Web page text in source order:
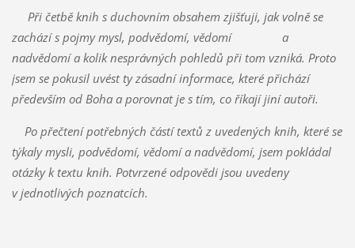
Při četbě knih s duchovním obsahem zjišťuji, jak volně se
zachází s pojmy mysl, podvědomí, vědomí a
nadvědomí a kolik nesprávných pohledů při tom vzniká. Proto
jsem se pokusil uvést ty zásadní informace, které přichází
především od Boha a porovnat je s tím, co říkají jiní autoři.
Po přečtení potřebných částí textů z uvedených knih, které se
týkaly mysli, podvědomí, vědomí a nadvědomí, jsem pokládal
otázky k textu knih. Potvrzené odpovědi jsou uvedeny
v jednotlivých poznatcích.